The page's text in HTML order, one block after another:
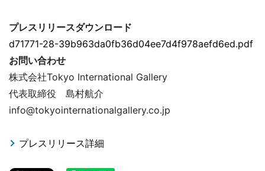
プレスリリースダウンロード
d71771-28-39b963da0fb36d04ee7d4f978aefd6ed.pdf
お問い合わせ
株式会社Tokyo International Gallery
代表取締役 島村航介
info@tokyointernationalgallery.co.jp
プレスリリース詳細